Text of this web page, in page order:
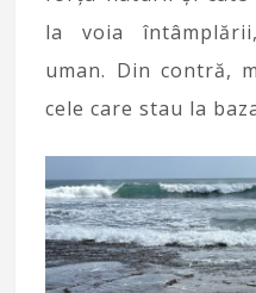
la voia
uman. Din contră,
cele care stau la